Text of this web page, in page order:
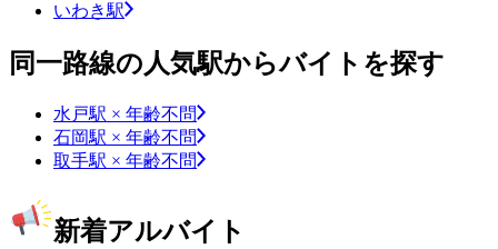
いわき駅
同一路線の人気駅からバイトを探す
水戸駅 × 年齢不問
石岡駅 × 年齢不問
取手駅 × 年齢不問
新着アルバイト